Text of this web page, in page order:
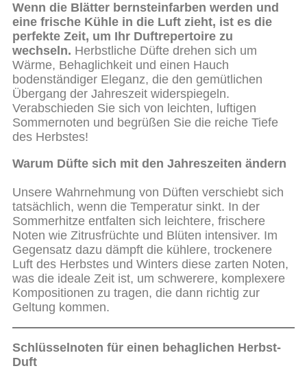
Wenn die Blätter bernsteinfarben werden und
eine frische Kühle in die Luft zieht, ist es die
perfekte Zeit, um Ihr Duftrepertoire zu
wechseln. Herbstliche Düfte drehen sich um
Wärme, Behaglichkeit und einen Hauch
bodenständiger Eleganz, die den gemütlichen
Übergang der Jahreszeit widerspiegeln.
Verabschieden Sie sich von leichten, luftigen
Sommernoten und begrüßen Sie die reiche Tiefe
des Herbstes!
Warum Düfte sich mit den Jahreszeiten ändern
Unsere Wahrnehmung von Düften verschiebt sich
tatsächlich, wenn die Temperatur sinkt. In der
Sommerhitze entfalten sich leichtere, frischere
Noten wie Zitrusfrüchte und Blüten intensiver. Im
Gegensatz dazu dämpft die kühlere, trockenere
Luft des Herbstes und Winters diese zarten Noten,
was die ideale Zeit ist, um schwerere, komplexere
Kompositionen zu tragen, die dann richtig zur
Geltung kommen.
Schlüsselnoten für einen behaglichen Herbst-
Duft